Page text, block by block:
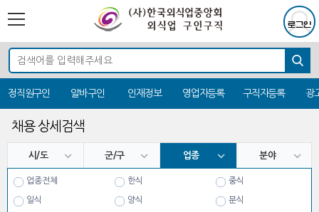
정직원구인 알바구인 인재정보 영업자등록 구직자등록 광
채용 상세검색
시/도 군/구 업종 분야
업종전체 한식 중식
일식 양식 분식